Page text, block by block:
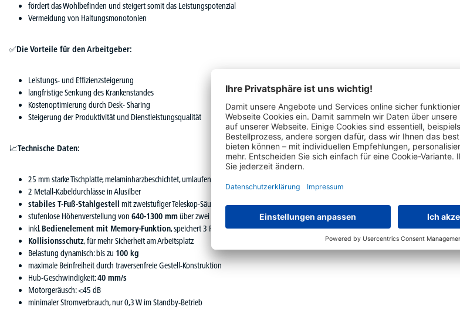
fördert das Wohlbefinden und steigert somit das Leistungspotenzial
Vermeidung von Haltungsmonotonien
✅Die Vorteile für den Arbeitgeber:
Leistungs- und Effizienzsteigerung
langfristige Senkung des Krankenstandes
Kostenoptimierung durch Desk- Sharing
Steigerung der Produktivität und Dienstleistungsqualität
📈Technische Daten:
25 mm starke Tischplatte, melaminharzbeschichtet, umlaufend mit 3 mm starkem Kunststoff-Umleimer
2 Metall-Kabeldurchlässe in Alusilber
stabiles T-Fuß-Stahlgestell mit zweistufiger Teleskop-Säule, pulverbeschichtet in Alusilber RAL 9006 oder Weiß RAL 9016
stufenlose Höhenverstellung von 640-1300 mmüber zwei synchron gesteuerte Elektromotoren
inkl.Bedienelement mit Memory-Funktion, speichert 3 Positionen
Kollisionsschutz, für mehr Sicherheit am Arbeitsplatz
Belastung dynamisch: bis zu 100 kg
maximale Beinfreiheit durch traversenfreie Gestell-Konstruktion
Hub-Geschwindigkeit:40 mm/s
Motorgeräusch: <45 dB
minimaler Stromverbrauch, nur 0,3 W im Standby-Betrieb